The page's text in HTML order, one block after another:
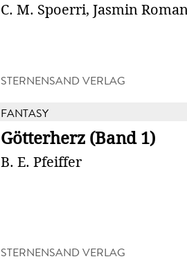
C. M. Spoerri, Jasmin
STERNENSAND VERLAG
FANTASY
Götterherz (Band 1)
B. E. Pfeiffer
STERNENSAND VERLAG